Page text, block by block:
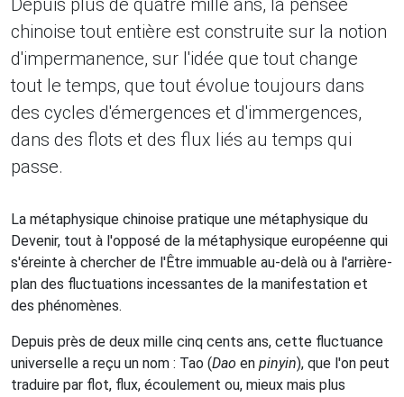
Depuis plus de quatre mille ans, la pensée
chinoise tout entière est construite sur la notion
d'impermanence, sur l'idée que tout change
tout le temps, que tout évolue toujours dans
des cycles d'émergences et d'immergences,
dans des flots et des flux liés au temps qui
passe.
La métaphysique chinoise pratique une métaphysique du
Devenir, tout à l'opposé de la métaphysique européenne qui
s'éreinte à chercher de l'Être immuable au-delà ou à l'arrière-
plan des fluctuations incessantes de la manifestation et
des phénomènes.
Depuis près de deux mille cinq cents ans, cette fluctuance
universelle a reçu un nom : Tao (Dao en pinyin), que l'on peut
traduire par flot, flux, écoulement ou, mieux mais plus